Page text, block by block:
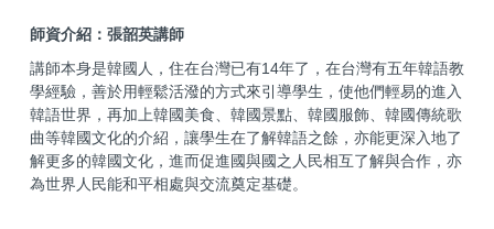
師資介紹：張韶英講師
講師本身是韓國人，住在台灣已有14年了，在台灣有五年韓語教
學經驗，善於用輕鬆活潑的方式來引導學生，使他們輕易的進入
韓語世界，再加上韓國美食、韓國景點、韓國服飾、韓國傳統歌
曲等韓國文化的介紹，讓學生在了解韓語之餘，亦能更深入地了
解更多的韓國文化，進而促進國與國之人民相互了解與合作，亦
為世界人民能和平相處與交流奠定基礎。